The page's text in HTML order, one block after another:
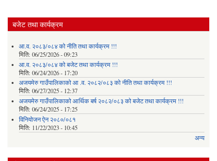
बजेट तथा कार्यक्रम
आ.व. २०८३/०८४ को नीति तथा कार्यक्रम !!!
मिति: 06/25/2026 - 09:23
आ.व. २०८३/०८४ को बजेट तथा कार्यक्रम !!!
मिति: 06/24/2026 - 17:20
अजयमेरु गाउँपालिकाको आ .व. २०८२/०८३ को नीति तथा कार्यक्रम !!!
मिति: 06/27/2025 - 12:37
अजयमेरु गाउँपालिकाको आर्थिक बर्ष २०८२/०८३ को बजेट तथा कार्यक्रम !!!
मिति: 06/24/2025 - 17:25
विनियोजन ऐन २०८०/०८१
मिति: 11/22/2023 - 10:45
अन्य